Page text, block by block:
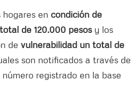
en condición de
de 120.000 pesosy los
de vulnerabilidad un total de
son notificados a través de
registrado en la base